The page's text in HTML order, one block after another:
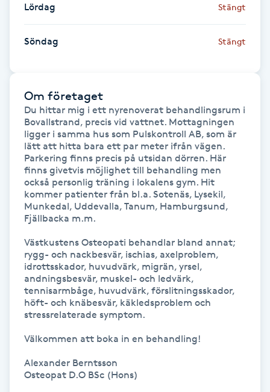
Färgning
Föning
Gel naglar
Gellack
Gellack med förstärkning
Gravidmassage
Gravidyoga
Lördag Stängt
Söndag Stängt
Om företaget
Du hittar mig i ett nyrenoverat behandlingsrum i
Bovallstrand, precis vid vattnet. Mottagningen
ligger i samma hus som Pulskontroll AB, som är
lätt att hitta bara ett par meter ifrån vägen.
Parkering finns precis på utsidan dörren. Här
finns givetvis möjlighet till behandling men
också personlig träning i lokalens gym. Hit
kommer patienter från bl.a. Sotenäs, Lysekil,
Munkedal, Uddevalla, Tanum, Hamburgsund,
Fjällbacka m.m.
Västkustens Osteopati behandlar bland annat;
rygg- och nackbesvär, ischias, axelproblem,
idrottsskador, huvudvärk, migrän, yrsel,
andningsbesvär, muskel- och ledvärk,
tennisarmbåge, huvudvärk, förslitningsskador,
höft- och knäbesvär, käkledsproblem och
stressrelaterade symptom.
Välkommen att boka in en behandling!
Alexander Berntsson
Osteopat D.O BSc (Hons)